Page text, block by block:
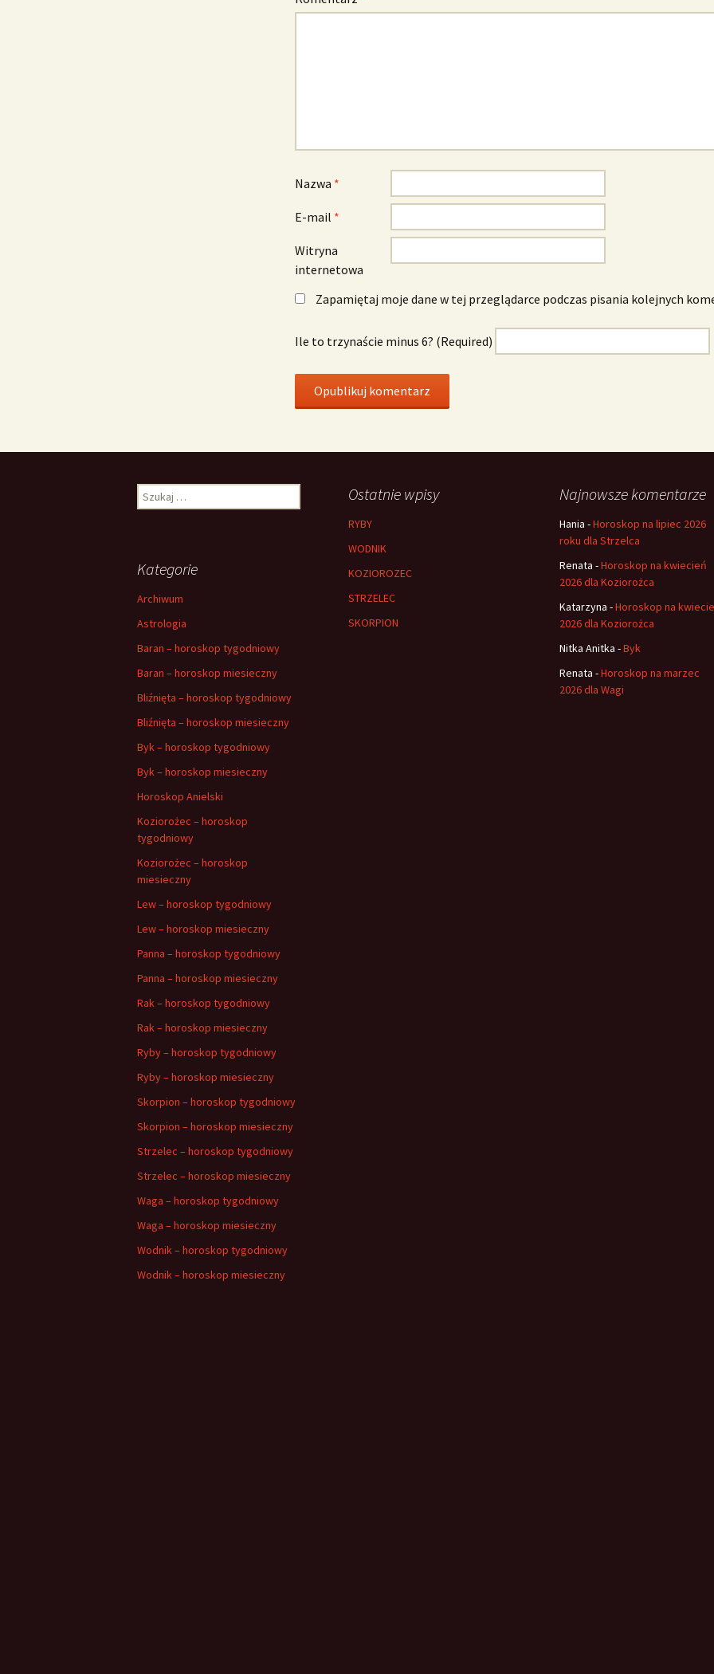
Nazwa *
E-mail *
Witryna
internetowa
Zapamiętaj moje dane w tej przeglądarce podczas pisania kolejnych
Ile to trzynaście minus 6? (Required)
Szukaj: Ostatnie wpisy
RYBY
WODNIK
KOZIOROZEC
STRZELEC
SKORPION
Najnowsze komentarze
Hania -Horoskop na lipiec 2026
roku dla Strzelca
Renata -Horoskop na kwiecień
2026 dla Koziorożca
Katarzyna -Horoskop na
2026 dla Koziorożca
Nitka Anitka -Byk
Renata -Horoskop na marzec
2026 dla Wagi
Kategorie
Archiwum
Astrologia
Baran – horoskop tygodniowy
Baran – horoskop miesieczny
Bliźnięta – horoskop tygodniowy
Bliźnięta – horoskop miesieczny
Byk – horoskop tygodniowy
Byk – horoskop miesieczny
Horoskop Anielski
Koziorożec – horoskop
tygodniowy
Koziorożec – horoskop
miesieczny
Lew – horoskop tygodniowy
Lew – horoskop miesieczny
Panna – horoskop tygodniowy
Panna – horoskop miesieczny
Rak – horoskop tygodniowy
Rak – horoskop miesieczny
Ryby – horoskop tygodniowy
Ryby – horoskop miesieczny
Skorpion – horoskop tygodniowy
Skorpion – horoskop miesieczny
Strzelec – horoskop tygodniowy
Strzelec – horoskop miesieczny
Waga – horoskop tygodniowy
Waga – horoskop miesieczny
Wodnik – horoskop tygodniowy
Wodnik – horoskop miesieczny